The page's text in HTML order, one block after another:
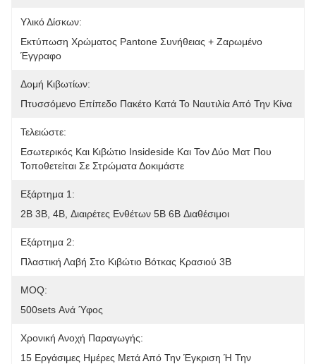
Υλικό Δίσκων:
Εκτύπωση Χρώματος Pantone Συνήθειας + Ζαρωμένο
Έγγραφο
Δομή Κιβωτίων:
Πτυσσόμενο Επίπεδο Πακέτο Κατά Το Ναυτιλία Από Την Κίνα
Τελειώστε:
Εσωτερικός Και Κιβώτιο Insideside Και Τον Δύο Ματ Που
Τοποθετείται Σε Στρώματα Δοκιμάστε
Εξάρτημα 1:
2B 3B, 4B, Διαιρέτες Ενθέτων 5B 6B Διαθέσιμοι
Εξάρτημα 2:
Πλαστική Λαβή Στο Κιβώτιο Βότκας Κρασιού 3B
MOQ:
500sets Ανά Ύφος
Χρονική Ανοχή Παραγωγής:
15 Εργάσιμες Ημέρες Μετά Από Την Έγκριση Ή Την